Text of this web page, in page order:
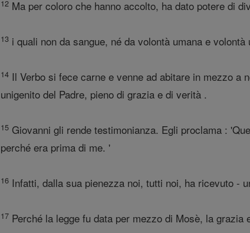
12 Ma per coloro che hanno accolto, ha dato potere di
13 i quali non da sangue, né da volontà umana e
14 Il Verbo si fece carne e venne ad abitare in mezzo a
unigenito del Padre, pieno di grazia e di verità .
15 Giovanni gli rende testimonianza. Egli proclama :
perché era prima di me. '
16 Infatti, dalla sua pienezza noi, tutti noi, ha ricevuto -
17 Perché la legge fu data per mezzo di Mosè, la